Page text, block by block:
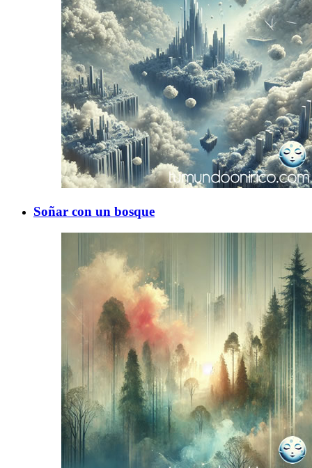
Soñar con un bosque